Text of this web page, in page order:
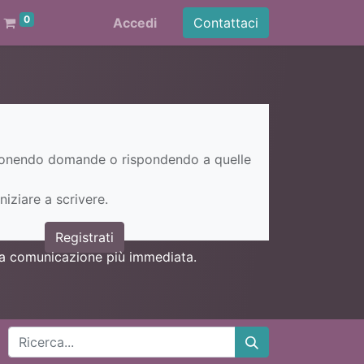
0 Accedi Contattaci
domande o rispondendo a quelle
a scrivere.
Registrati
comunicazione più immediata.